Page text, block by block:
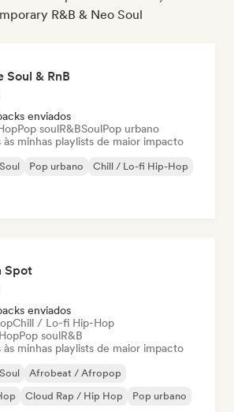
R&B & Neo Soul
Soul & RnB
enviados
Pop soulR&BSoulPop urbano
minhas playlists de maior impacto
Soul Pop urbano Chill / Lo-fi Hip-Hop
Spot
enviados
Chill / Lo-fi Hip-Hop
Pop soulR&B
minhas playlists de maior impacto
Soul
Afrobeat / Afropop
Cloud Rap / Hip Hop Pop urbano